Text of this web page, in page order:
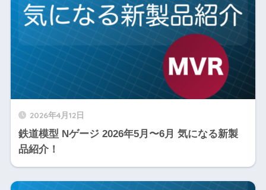
2026年4月12日
鉄道模型 Nゲージ 2026年5月〜6月 気になる新製
品紹介！